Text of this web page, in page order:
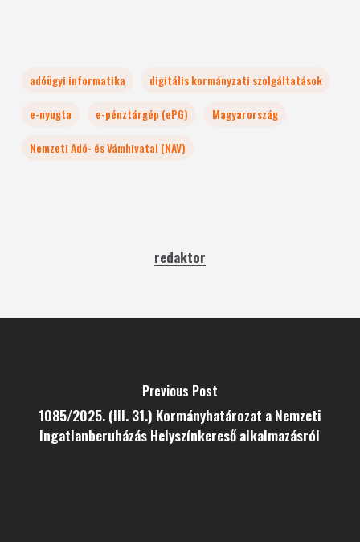
adóügyi informatika
digitális kormányzati szolgáltatások
e-nyugta
e-pénztárgép (ePG)
Magyarország
Nemzeti Adó- és Vámhivatal (NAV)
redaktor
Previous Post
1085/2025. (III. 31.) Kormányhatározat a Nemzeti
Ingatlanberuházás Helyszínkereső alkalmazásról